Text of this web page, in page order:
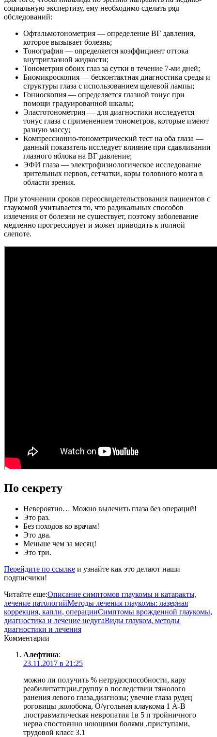
социальную экспертизу, ему необходимо сделать ряд
обследований:
Офтальмотонометрия — определение ВГ давления,
которое вызывает болезнь;
Тонография — определяется коэффициент оттока
внутриглазной жидкости;
Тонометрия обоих глаз за сутки в течение 7-ми дней;
Биомикроскопия — бесконтактная диагностика среды и
структуры глаза с использованием щелевой лампы;
Гониоскопия — определяется глазной тонус при
помощи градуированной шкалы;
Эластотонометрия — для диагностики исследуется
тонус глаза с применением тонометров, которые имеют
разную массу;
Компрессионно-тонометрический тест на оба глаза —
данный показатель исследует влияние при сдавливании
глазного яблока на ВГ давление;
ЭФИ глаза — электрофизиологическое исследование
зрительных нервов, сетчатки, коры головного мозга в
области зрения.
При уточнении сроков переосвидетельствования пациентов с
глаукомой учитывается то, что радикальных способов
излечения от болезни не существует, поэтому заболевание
медленно прогрессирует и может приводить к полной
слепоте.
По секрету
Невероятно… Можно вылечить глаза без операций!
Это раз.
Без походов ко врачам!
Это два.
Меньше чем за месяц!
Это три.
Перейдите по ссылке и узнайте как это делают наши
подписчики!
Читайте еще:Описание симптомов глаукомы и катаракты,
лечение патологийМетоды лечения глаукомы: лазерная
коррекция, капли, операцииСимптомы врожденной глаукомы,
диагностика и лечение недугаВиды глауком, методы
диагностики и лечения
Комментарии
Алефтина:
23.11.2017 в 21:25
можно ли получить % нетрудоспособности, кару
реабилитаттции,группу в последствии тяжолого
ранения левого глаза,диагнозы; увечие глаза рудец
роговицы ,колобома, О/угольная клаукома 1 А-В
,постравматическая невропатия 1в 5 п тройничного
нерва спостоянно ноющими болями ,приступами,
трудовой класс 3.1